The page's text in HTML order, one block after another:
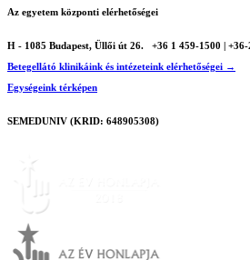
Az egyetem központi elérhetőségei
H - 1085 Budapest, Üllői út 26.
+36 1 459-1500 |
Betegellátó klinikáink és intézeteink elérhetőségei →
Egységeink térképen
SEMEDUNIV (KRID: 648905308)